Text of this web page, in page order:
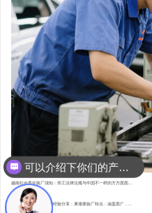
越南社会责任验厂须知：劳工法律法规与中国不一样的方方面面...
东南亚资深验厂顾问的经验分享：柬埔寨验厂特点 : 涵盖面广，...
可以介绍下你们的产品么？
你们是怎么收费的呢？